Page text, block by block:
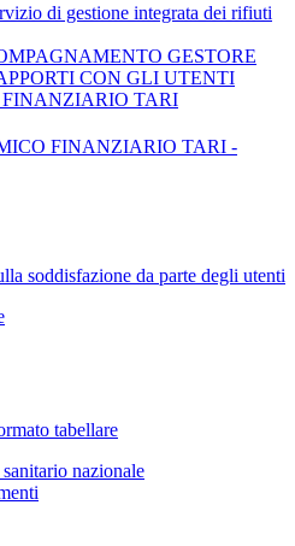
di gestione integrata dei rifiuti
GESTORE
CON GLI UTENTI
TARI
FINANZIARIO TARI -
soddisfazione da parte degli utenti
tabellare
nazionale